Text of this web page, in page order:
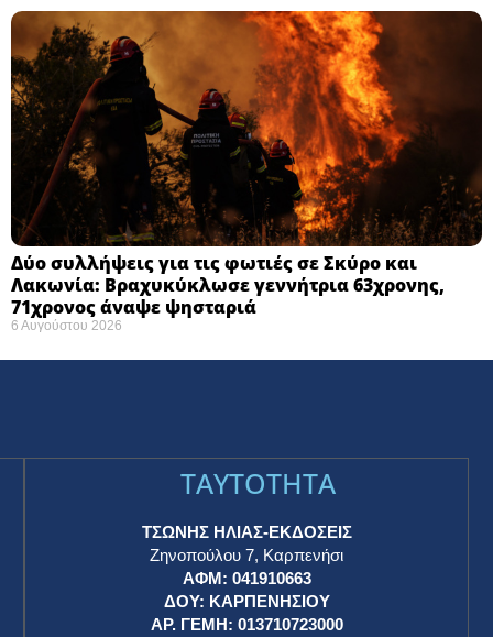
Δύο συλλήψεις για τις φωτιές σε Σκύρο και
Λακωνία: Βραχυκύκλωσε γεννήτρια 63χρονης,
71χρονος άναψε ψησταριά
6 Αυγούστου 2026
TAYTOTHTA
ΤΣΩΝΗΣ ΗΛΙΑΣ-ΕΚΔΟΣΕΙΣ
Ζηνοπούλου 7, Καρπενήσι
ΑΦΜ: 041910663
ΔΟΥ: ΚΑΡΠΕΝΗΣΙΟΥ
ΑΡ. ΓΕΜΗ: 013710723000